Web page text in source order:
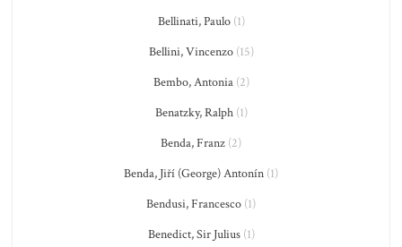
Bellinati, Paulo(1)
Bellini, Vincenzo(15)
Bembo, Antonia(2)
Benatzky, Ralph(1)
Benda, Franz (2)
Benda, Jiří (George) Antonín (1)
Bendusi, Francesco (1)
Benedict, Sir Julius(1)